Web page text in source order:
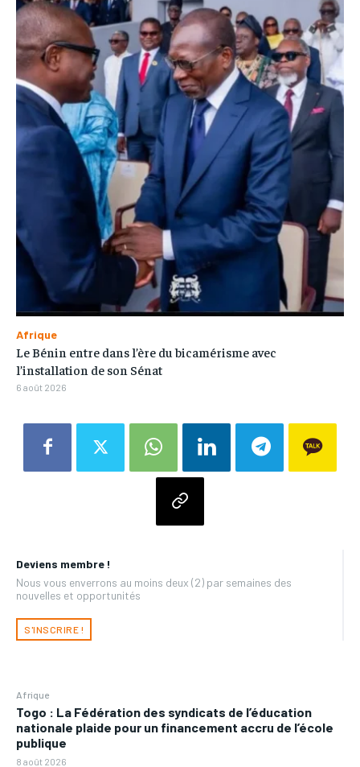
Deviens membre !
Nous vous enverrons au moins deux (2) par semaines des
nouvelles et opportunités
S'INSCRIRE !
Afrique
Togo : La Fédération des syndicats de l’éducation
nationale plaide pour un financement accru de l’école
publique
8 août 2026
Afrique
Le Bénin entre dans l’ère du bicamérisme avec
l’installation de son Sénat
6 août 2026